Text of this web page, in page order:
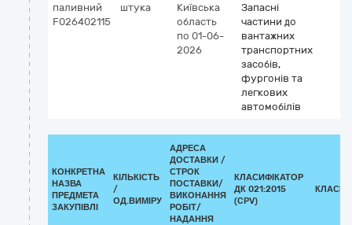
паливний
F026402115
штука
Київська
область
по 01-06-
2026
Запасні
частини до
вантажних
транспортних
засобів,
фургонів та
легкових
автомобілів
КОНКРЕТНА
НАЗВА
ПРЕДМЕТА
ЗАКУПІВЛІ
КІЛЬКІСТЬ
/
ОД.ВИМІРУ
АДРЕСА
ДОСТАВКИ /
СТРОК
ПОСТАВКИ/
ВИКОНАННЯ
РОБІТ/
НАДАННЯ
КЛАСИФІКАТОР
ДК 021:2015
(CPV)